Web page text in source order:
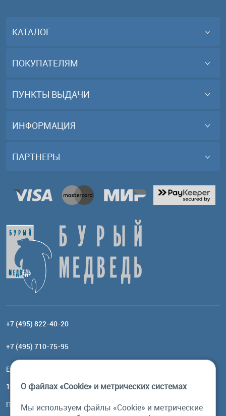
КАТАЛОГ
ПОКУПАТЕЛЯМ
ПУНКТЫ ВЫДАЧИ
ИНФОРМАЦИЯ
ПАРТНЕРЫ
+7 (495) 822-40-20
+7 (495) 710-75-95
Email:
117485, Москва, ул. Профсоюзная, 84/32, корп 1
Посмотреть на карте
О файлах «Cookie» и метрических системах
Мы используем файлы «Cookie» и метрические